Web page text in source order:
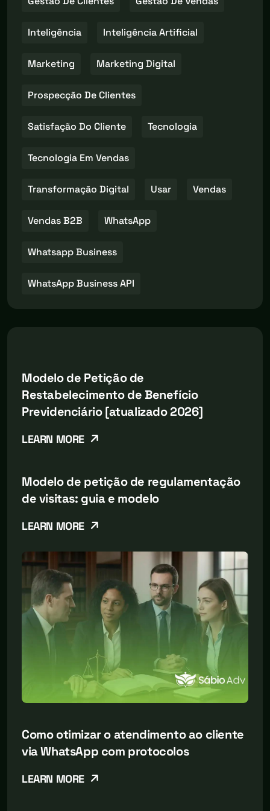
Inteligência Inteligência Artificial
Marketing Marketing Digital
Prospecção De Clientes
Satisfação Do Cliente Tecnologia
Tecnologia Em Vendas
Transformação Digital Usar Vendas
Vendas B2B WhatsApp
Whatsapp Business
WhatsApp Business API
Modelo de Petição de
Restabelecimento de Benefício
Previdenciário [atualizado 2026]
LEARN MORE
Modelo de petição de regulamentação
de visitas: guia e modelo
LEARN MORE
Como otimizar o atendimento ao cliente
via WhatsApp com protocolos
LEARN MORE